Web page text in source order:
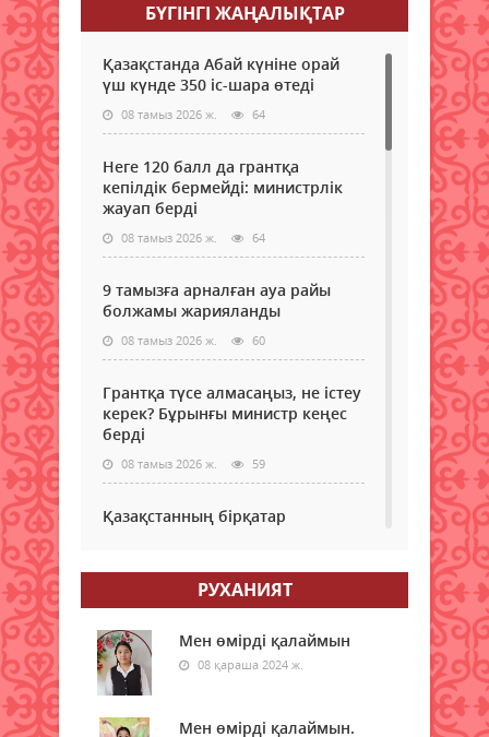
БҮГІНГI ЖАҢАЛЫҚТАР
Қазақстанда Абай күніне орай
үш күнде 350 іс-шара өтеді
08 тамыз 2026 ж. 64
Неге 120 балл да грантқа
кепілдік бермейді: министрлік
жауап берді
08 тамыз 2026 ж. 64
9 тамызға арналған ауа райы
болжамы жарияланды
08 тамыз 2026 ж. 60
Грантқа түсе алмасаңыз, не істеу
керек? Бұрынғы министр кеңес
берді
08 тамыз 2026 ж. 59
Қазақстанның бірқатар
08 тамыз 2026 ж. 60
Елімізде бір тәулікте үш орман
өрті тіркелді
08 тамыз 2026 ж.
РУХАНИЯТ
Мен өмірді қалаймын
08 қараша 2024 ж.
Мен өмірді қалаймын.